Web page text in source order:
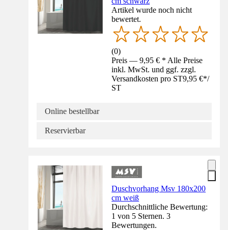
Artikel wurde noch nicht
bewertet.
(0)
Preis — 9,95 € * Alle Preise
inkl. MwSt. und ggf. zzgl.
Versandkosten pro ST9,95 €*/
ST
Online bestellbar
Reservierbar
Duschvorhang Msv 180x200
cm weiß
Durchschnittliche Bewertung:
1 von 5 Sternen. 3
Bewertungen.